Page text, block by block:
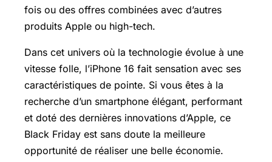
fois ou des offres combinées avec d’autres
produits Apple ou high-tech.
Dans cet univers où la technologie évolue à une
vitesse folle, l’iPhone 16 fait sensation avec ses
caractéristiques de pointe. Si vous êtes à la
recherche d’un smartphone élégant, performant
et doté des dernières innovations d’Apple, ce
Black Friday est sans doute la meilleure
opportunité de réaliser une belle économie.